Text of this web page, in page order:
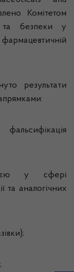
Комітетом
та безпеки у
результати
у сфері
та аналогічних